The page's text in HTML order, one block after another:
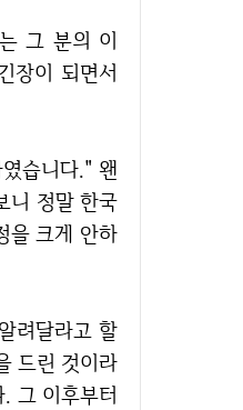
장이 되면서
니 정말 한국
을 크게 안하
드린 것이라
그 이후부터